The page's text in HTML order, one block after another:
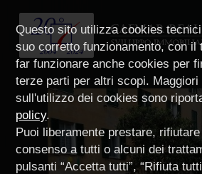
Questo sito utilizza cookies
suo corretto funzionamento, con il
far funzionare anche cookies per
terze parti per altri scopi. Maggiori
sull'utilizzo dei cookies sono
policy.
Puoi liberamente prestare,
consenso a tutti o alcuni dei
pulsanti “Accetta tutti”, “Rifiuta